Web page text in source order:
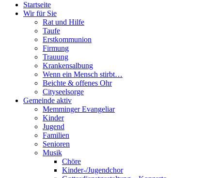
Startseite
Wir für Sie
Rat und Hilfe
Taufe
Erstkommunion
Firmung
Trauung
Krankensalbung
Wenn ein Mensch stirbt…
Beichte & offenes Ohr
Cityseelsorge
Gemeinde aktiv
Memminger Evangeliar
Kinder
Jugend
Familien
Senioren
Musik
Chöre
Kinder-/Jugendchor